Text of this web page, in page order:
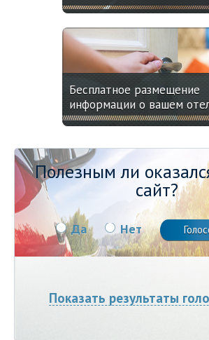
Бесплатное размещение
информации о вашем
Полезным ли
сайт?
Да Нет
Показать результаты